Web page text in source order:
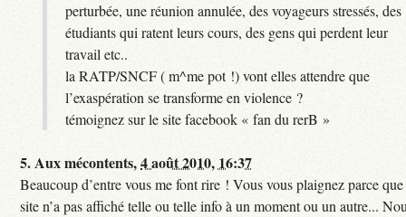
perturbée, une réunion annulée, des voyageurs stressés, des
étudiants qui ratent leurs cours, des gens qui perdent leur
travail etc..
la RATP/SNCF ( m^me pot !) vont elles attendre que
l’exaspération se transforme en violence ?
témoignez sur le site facebook « fan du rerB »
5.Aux mécontents,4 août 2010, 16:37
Beaucoup d’entre vous me font rire ! Vous vous plaignez parce
site n’a pas affiché telle ou telle info à un moment ou un autre...